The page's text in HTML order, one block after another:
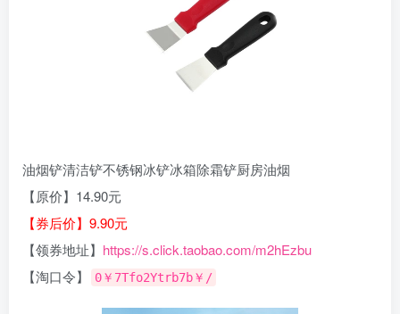
油烟铲清洁铲不锈钢冰铲冰箱除霜铲厨房油烟
【原价】14.90元
【券后价】9.90元
【领券地址】 https://s.click.taobao.com/m2hEzbu
【淘口令】
0￥7Tfo2Ytrb7b￥/